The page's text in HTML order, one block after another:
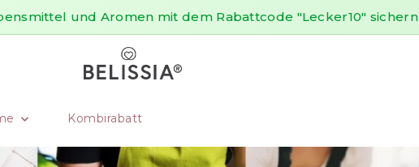
und Aromen mit dem Rabattcode "Lecker10" sichern
Kombirabatt